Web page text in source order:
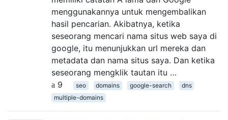
menggunakannya untuk mengembalikan
hasil pencarian. Akibatnya, ketika
seseorang mencari nama situs web saya di
google, itu menunjukkan url mereka dan
metadata dan nama situs saya. Dan ketika
seseorang mengklik tautan itu …
9
seo domains google-search
dns
multiple-domains